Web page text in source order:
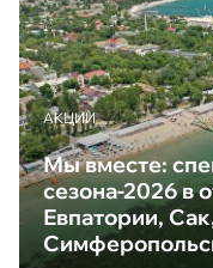
АКЦИИ
Мы вместе:
сезона-2026 в
Евпатории,